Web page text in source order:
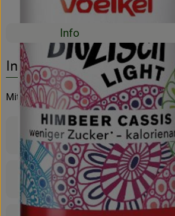
Rezeptarchiv
Mehrweg
Info
Entdecke passende Rezepte
Info
Mit weniger Zucker und kalorienarm
Produktinformationen
Zutaten